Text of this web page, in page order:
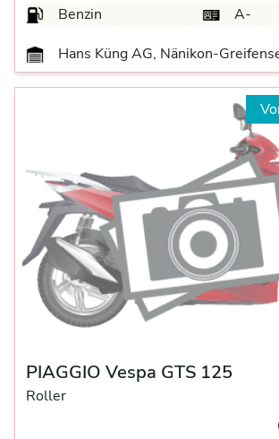
Benzin
A-
Hans Küng AG, Nänikon-
PIAGGIO Vespa GTS 125
Roller